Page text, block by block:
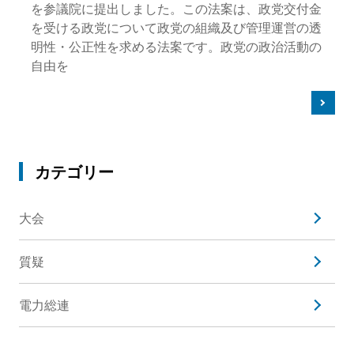
を参議院に提出しました。この法案は、政党交付金
を受ける政党について政党の組織及び管理運営の透
明性・公正性を求める法案です。政党の政治活動の
自由を
カテゴリー
大会
質疑
電力総連